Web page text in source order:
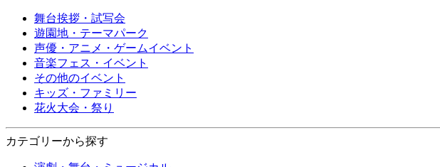
舞台挨拶・試写会
遊園地・テーマパーク
声優・アニメ・ゲームイベント
音楽フェス・イベント
その他のイベント
キッズ・ファミリー
花火大会・祭り
カテゴリーから探す